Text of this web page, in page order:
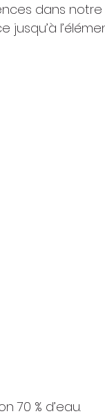
dans
jusqu’à
70 % d’eau.